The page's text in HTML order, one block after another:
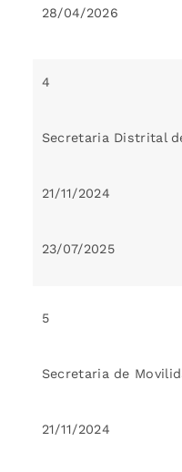
28/04/2026
4
Secretaria Distrital
21/11/2024
23/07/2025
5
Secretaria de
21/11/2024